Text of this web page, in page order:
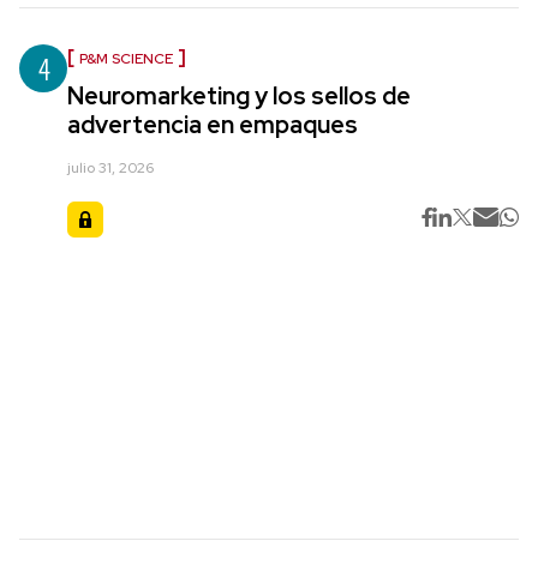
4 P&M SCIENCE
Neuromarketing y los sellos de
advertencia en empaques
julio 31, 2026